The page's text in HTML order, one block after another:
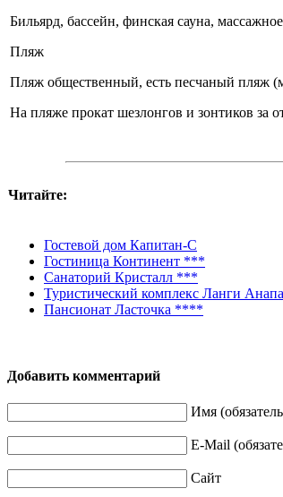
Бильярд, бассейн, финская сауна,
Пляж
Пляж общественный, есть песчаный пляж
На пляже прокат шезлонгов и зонтиков за
Читайте:
Гостевой дом Капитан-С
Гостиница Континент ***
Санаторий Кристалл ***
Туристический комплекс Ланги Анапа
Пансионат Ласточка ****
Добавить комментарий
Имя
E-Mail
Сайт